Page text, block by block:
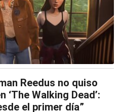
Reedus no quiso
Walking Dead’:
el primer día”